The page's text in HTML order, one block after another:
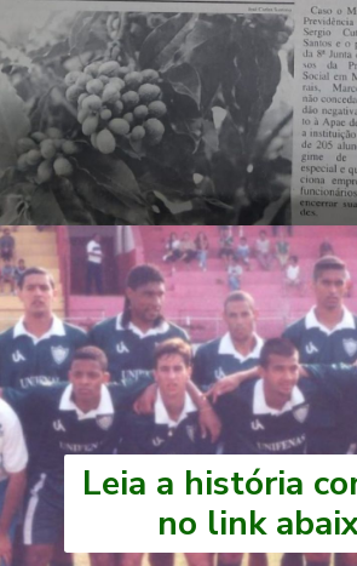
Leia a história
no link